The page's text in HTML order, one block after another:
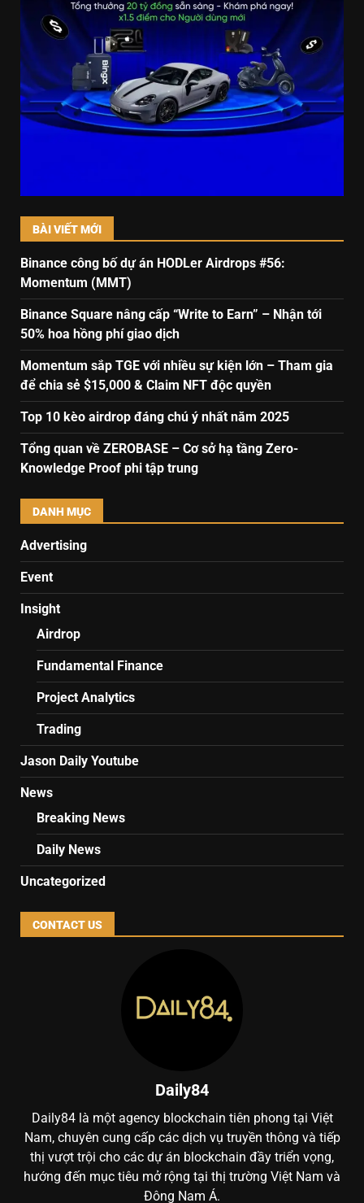
BÀI VIẾT MỚI
Binance công bố dự án HODLer Airdrops #56:
Momentum (MMT)
Binance Square nâng cấp “Write to Earn” – Nhận tới
50% hoa hồng phí giao dịch
Momentum sắp TGE với nhiều sự kiện lớn – Tham gia
để chia sẻ $15,000 & Claim NFT độc quyền
Top 10 kèo airdrop đáng chú ý nhất năm 2025
Tổng quan về ZEROBASE – Cơ sở hạ tầng Zero-
Knowledge Proof phi tập trung
DANH MỤC
Advertising
Event
Insight
Airdrop
Fundamental Finance
Project Analytics
Trading
Jason Daily Youtube
News
Breaking News
Daily News
Uncategorized
CONTACT US
Daily84
Daily84 là một agency blockchain tiên phong tại Việt
Nam, chuyên cung cấp các dịch vụ truyền thông và tiếp
thị vượt trội cho các dự án blockchain đầy triển vọng,
hướng đến mục tiêu mở rộng tại thị trường Việt Nam và
Đông Nam Á.